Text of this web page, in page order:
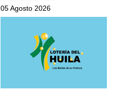
05 Agosto 2026